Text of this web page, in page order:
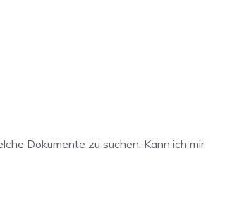
Dokumente zu suchen. Kann ich mir